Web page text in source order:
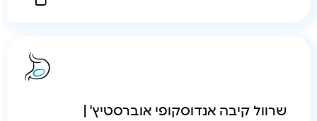
שרוול קיבה אנדוסקופי אוברסטיץ' |